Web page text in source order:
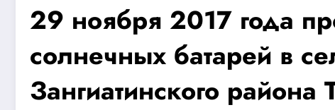
29 ноября 2017 года
солнечных батарей в
Зангиатинского района